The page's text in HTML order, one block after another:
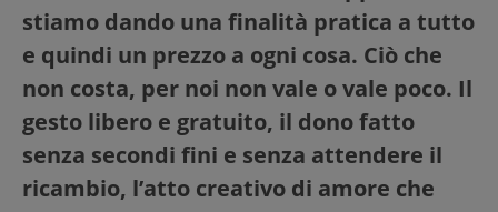
stiamo dando una finalità pratica a tutto
e quindi un prezzo a ogni cosa. Ciò che
non costa, per noi non vale o vale poco. Il
gesto libero e gratuito, il dono fatto
senza secondi fini e senza attendere il
ricambio, l’atto creativo di amore che